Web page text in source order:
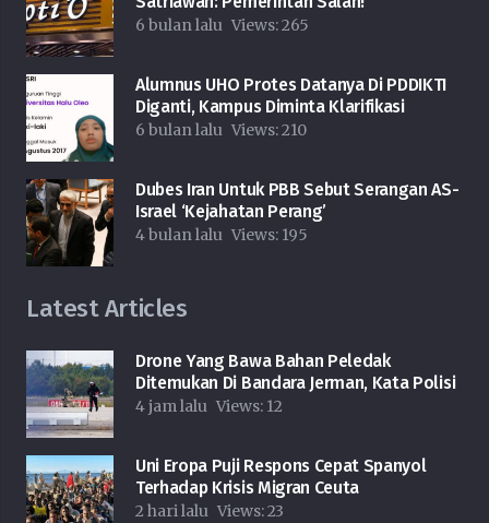
6 bulan lalu Views:265
Alumnus UHO Protes Datanya Di PDDIKTI
Diganti, Kampus Diminta Klarifikasi
6 bulan lalu Views:210
Dubes Iran Untuk PBB Sebut Serangan AS-
Israel ‘Kejahatan Perang’
4 bulan lalu Views: 195
Latest Articles
Drone Yang Bawa Bahan Peledak
Ditemukan Di Bandara Jerman, Kata Polisi
4 jam lalu Views: 12
Uni Eropa Puji Respons Cepat Spanyol
Terhadap Krisis Migran Ceuta
2 hari lalu Views:23